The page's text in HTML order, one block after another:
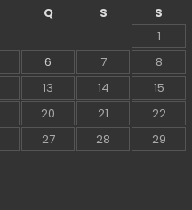
Q S
S
1
6 7
8
13 14
15
20 21
22
27 28
29